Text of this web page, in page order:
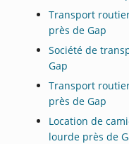
Transport
près de Gap
Société de
Gap
Transport
près de Gap
Location de
lourde près de